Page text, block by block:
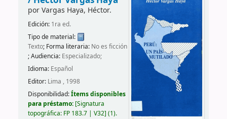
porVargas Haya, Héctor.
Edición: 1ra ed.
Tipo de material:
Texto; Forma literaria: No es ficción
; Audiencia: Especializado;
Idioma: Español
Editor: Lima , 1998
Disponibilidad:Ítems disponibles
para préstamo: Signatura
topográfica: FP 183.7 | V32 (1).